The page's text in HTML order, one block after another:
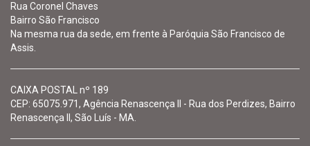
Rua Coronel Chaves
Bairro São Francisco
Na mesma rua da sede, em frente à Paróquia São Francisco de
Assis.
CAIXA POSTAL nº 189
CEP: 65075.971, Agência Renascença II - Rua dos Perdizes, Bairro
Renascença II, São Luís - MA.